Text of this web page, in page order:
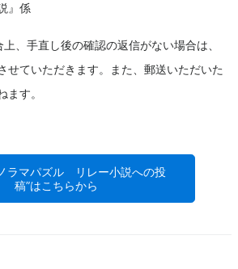
』係
、手直し後の確認の返信がない場合は、
せていただきます。また、郵送いただいた
す。
ラマパズル リレー小説への投
稿”はこちらから